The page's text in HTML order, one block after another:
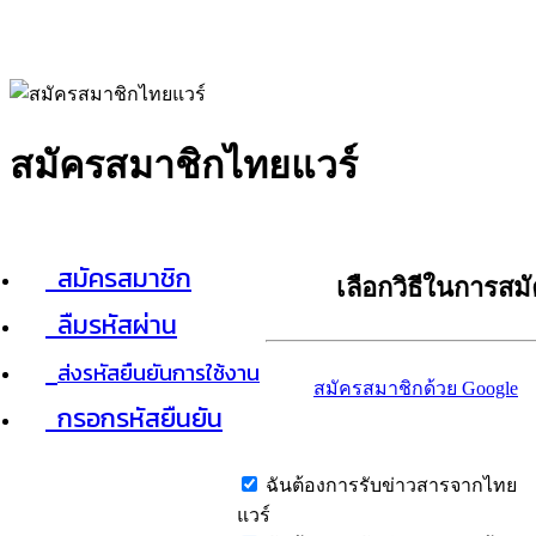
สมัครสมาชิกไทยแวร์
สมัครสมาชิก
ลืมรหัสผ่าน
ส่งรหัสยืนยันการใช้งาน
กรอกรหัสยืนยัน
เลือกวิธีในการส
สมัครสมาชิกด้วย Google
ฉันต้องการรับข่าวสารจากไทย
แวร์